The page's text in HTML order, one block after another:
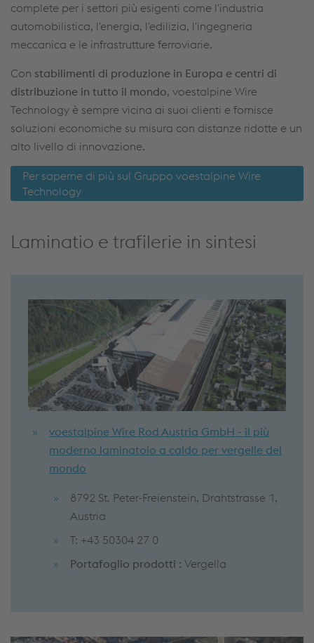
complete per i settori più esigenti come l'industria
automobilistica, l'energia, l'edilizia, l'ingegneria
meccanica e le infrastrutture ferroviarie.
Con stabilimenti di produzione in Europa e centri di
distribuzione in tutto il mondo, voestalpine Wire
Technology è sempre vicina ai suoi clienti e fornisce
soluzioni economiche su misura con distanze ridotte e un
alto livello di innovazione.
Per saperne di più sul Gruppo voestalpine Wire
Technology
Laminatio e trafilerie in sintesi
voestalpine Wire Rod Austria GmbH - il più
moderno laminatoio a caldo per vergelle del
mondo
8792 St. Peter-Freienstein, Drahtstrasse 1,
Austria
T: +43 50304 27 0
Portafoglio prodotti : Vergella